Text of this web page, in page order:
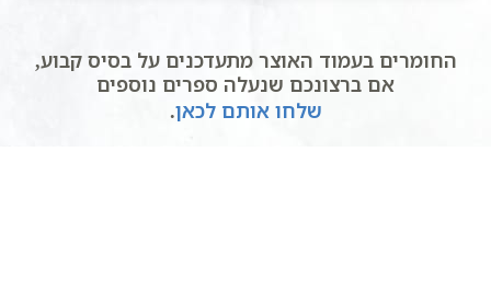
החומרים בעמוד האוצר מתעדכנים על בסיס קבוע,
אם ברצונכם שנעלה ספרים נוספים
שלחו אותם לכאן.